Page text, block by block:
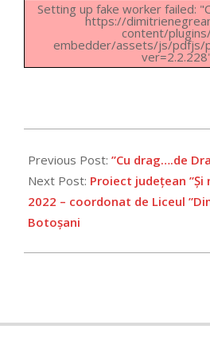
Setting up fake worker failed:
https://
content/
embedder/assets/js/pdfjs/
02-
28
Previous Post: ”Cu drag….de
Next Post: Proiect județean ”Și
2022 – coordonat de Liceul
Botoșani